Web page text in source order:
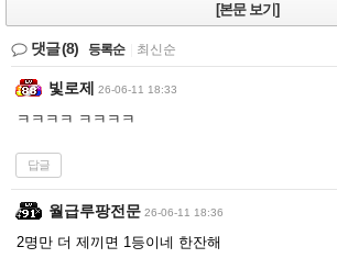
[본문 보기]
댓글(8) 등록순 최신순
빛로제 26-06-11 18:33
ㅋㅋㅋㅋ ㅋㅋㅋㅋ
답글
월급루팡전문 26-06-11 18:36
2명만 더 제끼면 1등이네 한잔해